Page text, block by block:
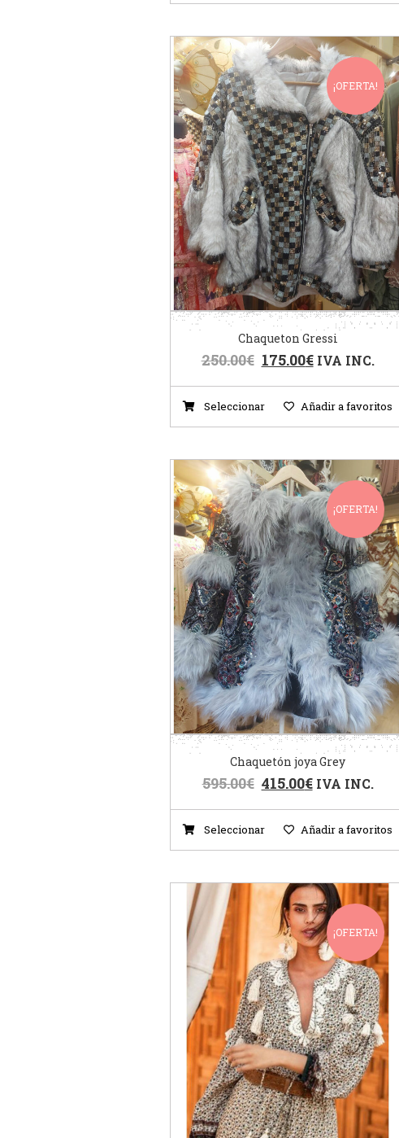
¡OFERTA!
Chaqueton Gressi
250.00€ 175.00€ IVA INC.
Seleccionar Añadir a favoritos
¡OFERTA!
Chaquetón joya Grey
595.00€ 415.00€ IVA INC.
Seleccionar Añadir a favoritos
¡OFERTA!